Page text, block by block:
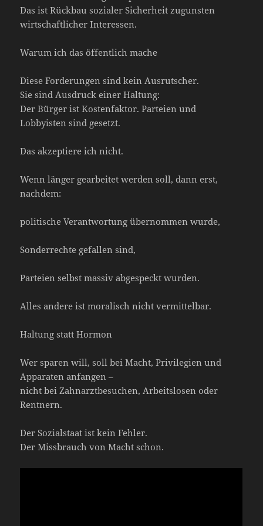
Das ist Rückbau sozialer Sicherheit zugunsten
wirtschaftlicher Interessen.
Warum ich das öffentlich mache
Diese Forderungen sind kein Ausrutscher.
Sie sind Ausdruck einer Haltung:
Der Bürger ist Kostenfaktor. Parteien und
Lobbyisten sind gesetzt.
Das akzeptiere ich nicht.
Wenn länger gearbeitet werden soll, dann erst,
nachdem:
politische Verantwortung übernommen wurde,
Sonderrechte gefallen sind,
Parteien selbst massiv abgespeckt wurden.
Alles andere ist moralisch nicht vermittelbar.
Haltung statt Hormon
Wer sparen will, soll bei Macht, Privilegien und
Apparaten anfangen –
nicht bei Zahnarztbesuchen, Arbeitslosen oder
Rentnern.
Der Sozialstaat ist kein Fehler.
Der Missbrauch von Macht schon.